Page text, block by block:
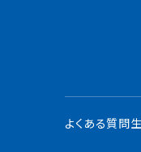
よくある質問